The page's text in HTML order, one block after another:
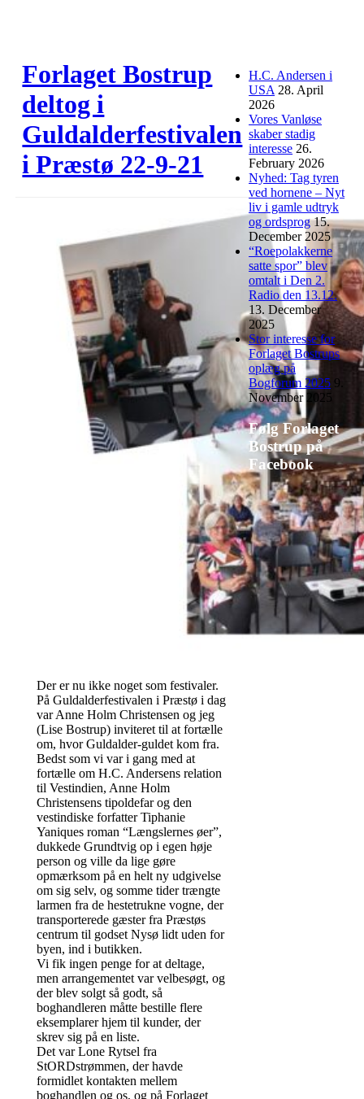
Forlaget Bostrup
deltog i
Guldalderfestivalen
i Præstø 22-9-21
Der er nu ikke noget som festivaler.
På Guldalderfestivalen i Præstø i dag
var Anne Holm Christensen og jeg
(Lise Bostrup) inviteret til at fortælle
om, hvor Guldalder-guldet kom fra.
Bedst som vi var i gang med at
fortælle om H.C. Andersens relation
til Vestindien, Anne Holm
Christensens tipoldefar og den
vestindiske forfatter Tiphanie
Yaniques roman “Længslernes øer”,
dukkede Grundtvig op i egen høje
person og ville da lige gøre
opmærksom på en helt ny udgivelse
om sig selv, og somme tider trængte
larmen fra de hestetrukne vogne, der
transporterede gæster fra Præstøs
centrum til godset Nysø lidt uden for
byen, ind i butikken.
Vi fik ingen penge for at deltage,
men arrangementet var velbesøgt, og
der blev solgt så godt, så
boghandleren måtte bestille flere
eksemplarer hjem til kunder, der
skrev sig på en liste.
Det var Lone Rytsel fra
StORDstrømmen, der havde
formidlet kontakten mellem
boghandlen og os, og på Forlaget
H.C. Andersen i
USA 28. April
2026
Vores Vanløse
skaber stadig
interesse 26.
February 2026
Nyhed: Tag tyren
ved hornene – Nyt
liv i gamle udtryk
og ordsprog 15.
December 2025
“Roepolakkerne
satte spor” blev
omtalt i Den 2.
Radio den 13.12.
13. December
2025
Stor interesse for
Forlaget Bostrups
oplæg på
Bogforum 2025 9.
November 2025
Følg Forlaget
Bostrup på
Facebook